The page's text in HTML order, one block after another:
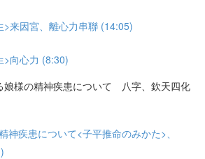
>来因宮、離心力串聯 (14:05)
>向心力 (8:30)
娘様の精神疾患について 八字、欽天四化
神疾患について<子平推命のみかた>、